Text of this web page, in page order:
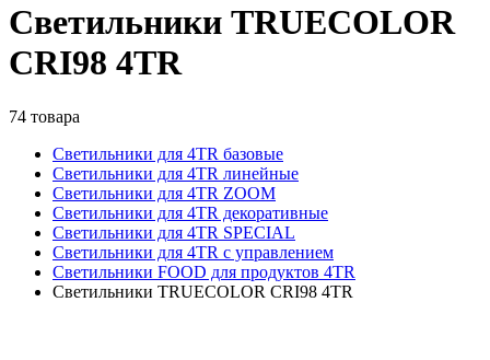
Светильники TRUECOLOR
CRI98 4TR
74 товара
Светильники для 4TR базовые
Светильники для 4TR линейные
Светильники для 4TR ZOOM
Светильники для 4TR декоративные
Светильники для 4TR SPECIAL
Светильники для 4TR с управлением
Светильники FOOD для продуктов 4TR
Светильники TRUECOLOR CRI98 4TR